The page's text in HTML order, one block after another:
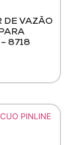
DE VAZÃO
8718